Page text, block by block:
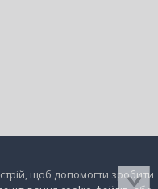
щоб допомогти зробити